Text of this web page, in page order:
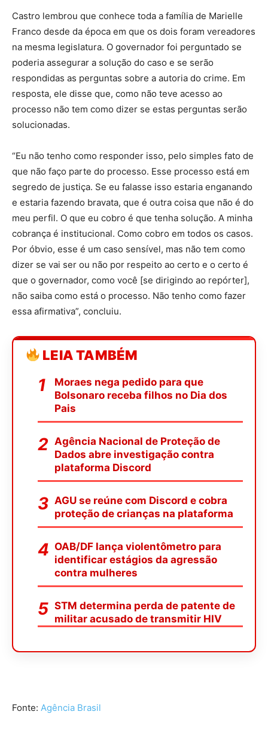
Castro lembrou que conhece toda a família de Marielle
Franco desde da época em que os dois foram vereadores
na mesma legislatura. O governador foi perguntado se
poderia assegurar a solução do caso e se serão
respondidas as perguntas sobre a autoria do crime. Em
resposta, ele disse que, como não teve acesso ao
processo não tem como dizer se estas perguntas serão
solucionadas.
“Eu não tenho como responder isso, pelo simples fato de
que não faço parte do processo. Esse processo está em
segredo de justiça. Se eu falasse isso estaria enganando
e estaria fazendo bravata, que é outra coisa que não é do
meu perfil. O que eu cobro é que tenha solução. A minha
cobrança é institucional. Como cobro em todos os casos.
Por óbvio, esse é um caso sensível, mas não tem como
dizer se vai ser ou não por respeito ao certo e o certo é
que o governador, como você [se dirigindo ao repórter],
não saiba como está o processo. Não tenho como fazer
essa afirmativa”, concluiu.
LEIA TAMBÉM
Moraes nega pedido para que
Bolsonaro receba filhos no Dia dos
Pais
Agência Nacional de Proteção de
Dados abre investigação contra
plataforma Discord
AGU se reúne com Discord e cobra
proteção de crianças na plataforma
OAB/DF lança violentômetro para
identificar estágios da agressão
contra mulheres
STM determina perda de patente de
militar acusado de transmitir HIV
Fonte: Agência Brasil